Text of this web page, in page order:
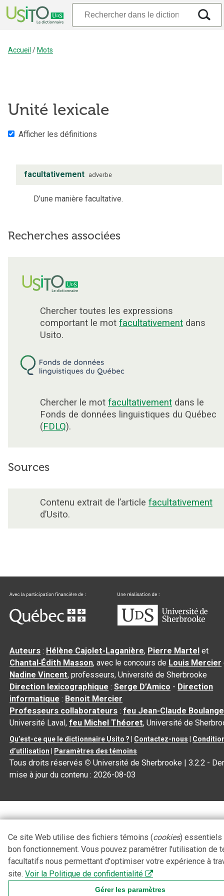
Accueil / Mots
Unité lexicale
Afficher les définitions
facultativement adverbe
D’une manière facultative.
Recherches associées
Chercher toutes les expressions
comportant le mot facultativement dans
Usito.
Chercher le mot facultativement dans le
Fonds de données linguistiques du Québec
(FDLQ).
Sources
Contenu extrait de l’article facultativement
d’Usito.
Auteurs : Hélène Cajolet-Laganière, Pierre Martel et
Chantal‑Édith Masson, avec le concours de Louis Mercier
Nadine Vincent, professeurs, Université de Sherbrooke
Direction lexicographique :Serge D’Amico - Direction
informatique : Benoit Mercier
Professeurs collaborateurs :feu Jean-Claude
Université Laval,feu Michel Théoret, Université de
Qu’est-ce que le dictionnaire Usito ? Contactez-nous
d’utilisation
Paramètres des témoins
Tous droits réservés © Université de Sherbrooke |3.2.2 -
mise à jour du contenu :2026-08-03
Ce site Web utilise des fichiers témoins (cookies) essentiels
bon fonctionnement. Vous pouvez paramétrer l'utilisation de
facultatifs nous permettant d'optimiser votre expérience à
site. Voir la Politique de confidentialité
Gérer les paramètres